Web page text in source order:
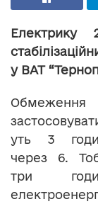
Електрику
у ВАТ
Обмеження
уть 3
через 6.
три